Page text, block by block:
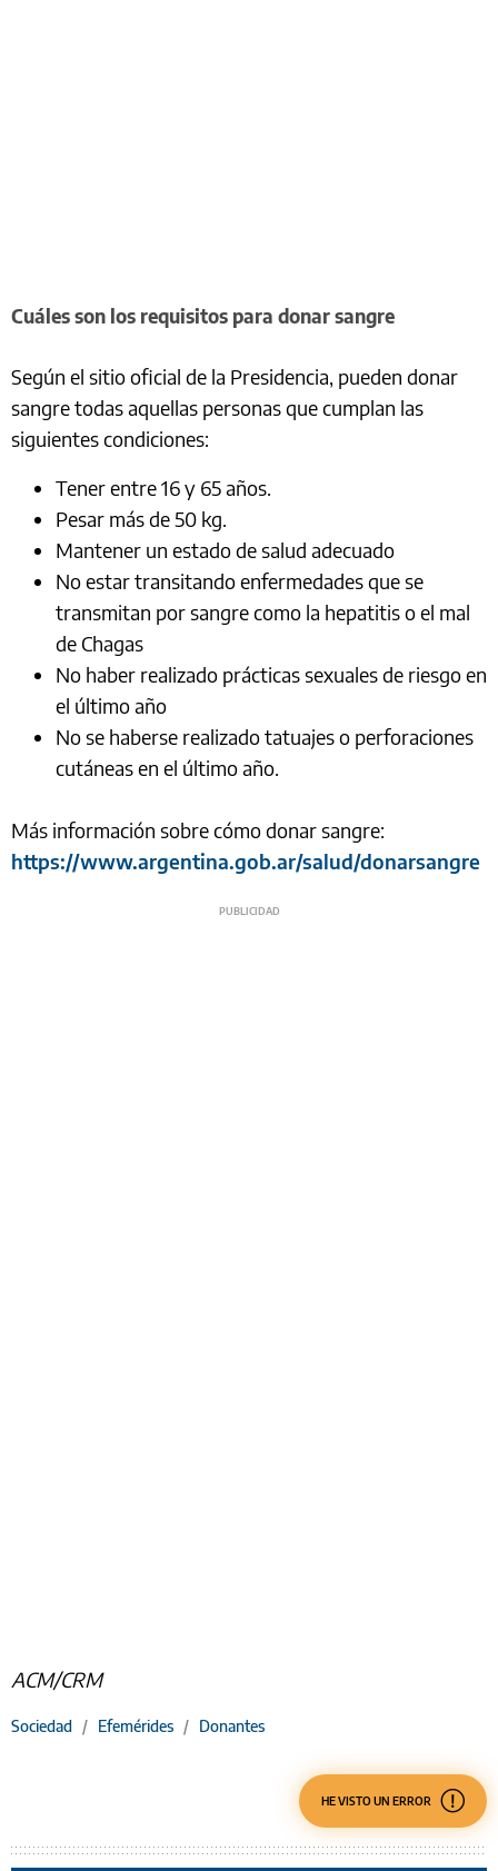
Cuáles son los requisitos para donar sangre
Según el sitio oficial de la Presidencia, pueden donar
sangre todas aquellas personas que cumplan las
siguientes condiciones:
Tener entre 16 y 65 años.
Pesar más de 50 kg.
Mantener un estado de salud adecuado
No estar transitando enfermedades que se
transmitan por sangre como la hepatitis o el mal
de Chagas
No haber realizado prácticas sexuales de riesgo en
el último año
No se haberse realizado tatuajes o perforaciones
cutáneas en el último año.
Más información sobre cómo donar sangre:
https://www.argentina.gob.ar/salud/donarsangre
ACM/CRM
Sociedad / Efemérides / Donantes
HE VISTO UN ERROR